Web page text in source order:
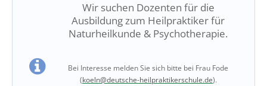
Wir suchen Dozenten für die
Ausbildung zum Heilpraktiker für
Naturheilkunde & Psychotherapie.
Bei Interesse melden Sie sich bitte bei Frau Fode
(koeln@deutsche-heilpraktikerschule.de).